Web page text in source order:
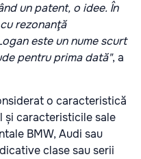
un patent, o idee. În
rezonanţă
este un nume scurt
pentru prima dată", a
o caracteristică
și caracteristicile sale
BMW, Audi sau
clase sau serii